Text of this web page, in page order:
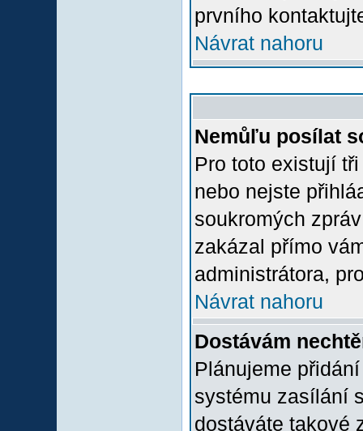
prvního
Návrat nahoru
Nemůľu posílat
Pro toto existují
nebo nejste
soukromých
zakázal přímo
administrátora,
Návrat nahoru
Dostávám
Plánujeme
systému zasílání
dostáváte takové